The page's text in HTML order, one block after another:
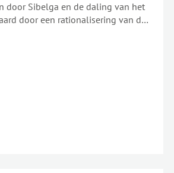
door Sibelga en de daling van het
door een rationalisering van de
de klager als enige bewoner van